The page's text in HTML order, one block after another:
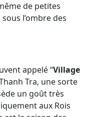
de petites
l’ombre des
appelé “Village
Tra, une sorte
un goût très
aux Rois